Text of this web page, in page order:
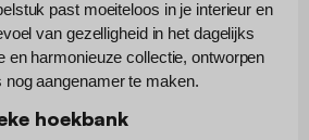
past moeiteloos in je interieur en
van gezelligheid in het dagelijks
en harmonieuze collectie, ontworpen
aangenamer te maken.
hoekbank